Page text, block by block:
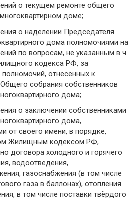
о текущем ремонте общего
доме;
о наделении Председателя
дома полномочиями на
по вопросам, не указанным в ч.
кодекса РФ, за
отнесённых к
собрания собственников
дома;
о заключении собственниками
дома,
от своего имени, в порядке,
Жилищным кодексом РФ,
договора холодного и горячего
водоотведения,
газоснабжения (в том числе
газа в баллонах), отопления
в том числе поставки твёрдого